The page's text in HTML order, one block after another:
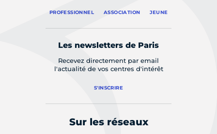
PROFESSIONNEL ASSOCIATION JEUNE
Les newsletters de Paris
Recevez directement par email
l'actualité de vos centres d'intérêt
S'INSCRIRE
Sur les réseaux